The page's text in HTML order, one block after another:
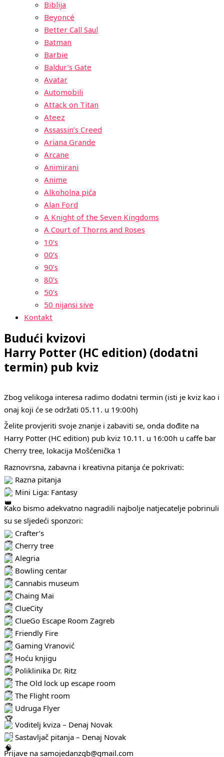
Biblija
Beyoncé
Better Call Saul
Batman
Barbie
Baldur’s Gate
Avatar
Automobili
Attack on Titan
Ateez
Assassin’s Creed
Ariana Grande
Arcane
Animirani
Anime
Alkoholna pića
Alan Ford
A Knight of the Seven Kingdoms
A Court of Thorns and Roses
10’s
00’s
90’s
80’s
50’s
50 nijansi sive
Kontakt
Budući kvizovi
Harry Potter (HC edition) (dodatni
termin) pub kviz
Zbog velikoga interesa radimo dodatni termin (isti je kviz kao i
onaj koji će se održati 05.11. u 19:00h)
Želite provjeriti svoje znanje i zabaviti se, onda dođite na
Harry Potter (HC edition) pub kviz 10.11. u 16:00h u caffe bar
Cherry tree, lokacija Mošćenička 1
Raznovrsna, zabavna i kreativna pitanja će pokrivati:
Razna pitanja
Mini Liga: Fantasy
Kako bismo adekvatno nagradili najbolje natjecatelje pobrinuli
su se sljedeći sponzori:
Crafter’s
Cherry tree
Alegria
Bowling centar
Cannabis museum
Chaing Mai
ClueCity
ClueGo Escape Room Zagreb
Friendly Fire
Gaming Vranović
Hoću knjigu
Poliklinika Dr. Ritz
The Old lock up escape room
The Flight room
Udruga Flyer
Voditelj kviza – Denaj Novak
Sastavljač pitanja – Denaj Novak
Prijave na samojedanzgb@gmail.com